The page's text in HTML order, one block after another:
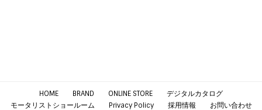
HOME BRAND ONLINE STORE
デジタルカタログ
モータリストショールーム
Privacy Policy 採用情報 お問い合わせ